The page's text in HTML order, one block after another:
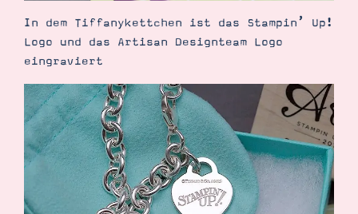
In dem Tiffanykettchen ist das Stampin’ Up!
Logo und das Artisan Designteam Logo
eingraviert